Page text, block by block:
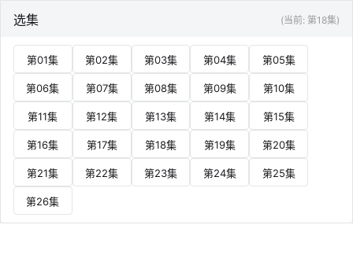
选集 (当前: 第18集)
第01集 第02集 第03集 第04集 第05集
第06集 第07集 第08集 第09集 第10集
第11集 第12集 第13集 第14集 第15集
第16集 第17集 第18集 第19集 第20集
第21集 第22集 第23集 第24集 第25集
第26集